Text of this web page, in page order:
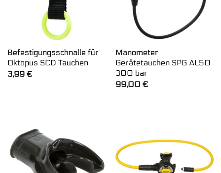
Befestigungsschnalle für
Oktopus SCD Tauchen
3,99 €
Manometer
Gerätetauchen SPG AL50
300 bar
99,00 €